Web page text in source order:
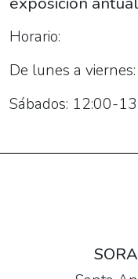
09T19:00:00+02:00
05-
20T13:30:00+02:00
Horario:
De lunes a
Sábados: 12:00-